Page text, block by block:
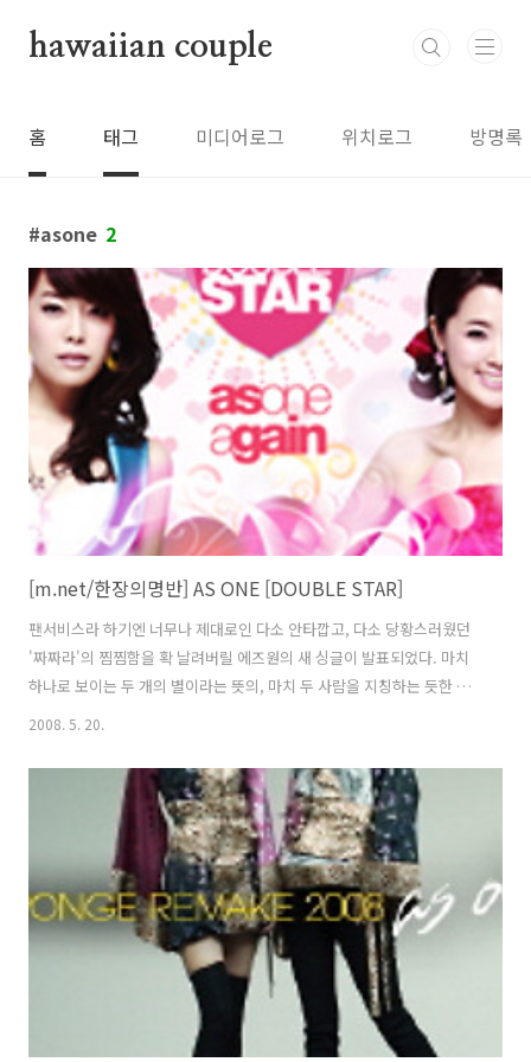
hawaiian couple
홈 태그 미디어로그 위치로그 방명록
asone 2
[m.net/한장의명반] AS ONE [DOUBLE STAR]
팬서비스라 하기엔 너무나 제대로인 다소 안타깝고, 다소 당황스러웠던
'짜짜라'의 찜찜함을 확 날려버릴 에즈원의 새 싱글이 발표되었다. 마치
하나로 보이는 두 개의 별이라는 뜻의, 마치 두 사람을 지칭하는 듯한 멋
진 타이틀 DOUBLE STAR 라는 이름으로... 기사에서는 '데뷔 9년만의
실 에즈원의 댄스곡은 조금도 어색하게 느껴지지 않는다. 라디오에서 딱
1분만 들어도 알 수 있는 친화력과 발랄함은 물론, 어느 장르에도 어울릴
듯한 팔색조 보컬까지. 오히려 알앤비 한 장르로 이만큼 자리를 지켜온
것이 기적이라는 생각마저 든다. 사실 앨범 전 트랙 다 들어보면 꼭 알앤
비만 고집하는 건 아니라는 사실은 금세 알 수 있겠지만 말이다. ..
2008. 5. 20.